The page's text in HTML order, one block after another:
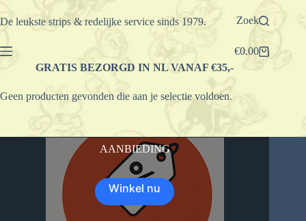
Ga
naar
De leukste strips & redelijke service sinds 1979. Zoek
Winkelwagen
€0.00
GRATIS BEZORGD IN NL VANAF €35,-
Geen producten gevonden die aan je selectie voldoen.
AANBIEDING
Winkel nu